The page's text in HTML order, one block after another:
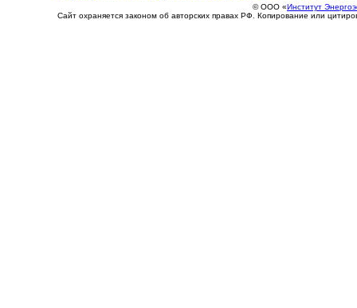
© ООО «Институт
Сайт охраняется законом об авторских правах РФ. Копирование или